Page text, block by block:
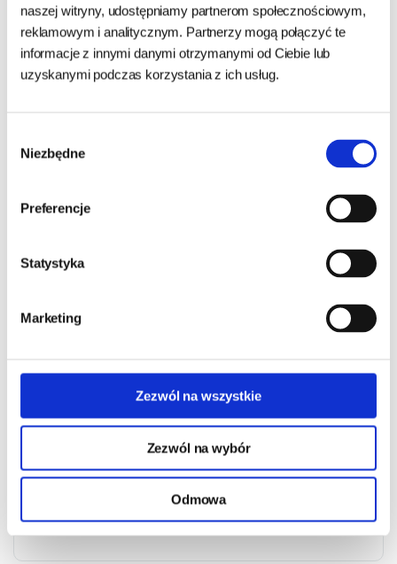
naszej witryny, udostępniamy partnerom społecznościowym,
reklamowym i analitycznym. Partnerzy mogą połączyć te
informacje z innymi danymi otrzymanymi od Ciebie lub
uzyskanymi podczas korzystania z ich usług.
zgody
Niezbędne
Preferencje
Statystyka
Marketing
Zezwól na wszystkie
Zezwól na wybór
Odmowa
Zapytaj o produkt
Adres e-mail:
Przepisz kod :
WYŚLIJ